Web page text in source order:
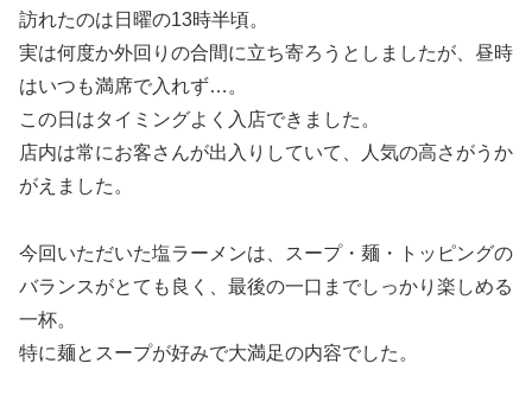
訪れたのは日曜の13時半頃。
実は何度か外回りの合間に立ち寄ろうとしましたが、昼時
はいつも満席で入れず…。
この日はタイミングよく入店できました。
店内は常にお客さんが出入りしていて、人気の高さがうか
がえました。
今回いただいた塩ラーメンは、スープ・麺・トッピングの
バランスがとても良く、最後の一口までしっかり楽しめる
一杯。
特に麺とスープが好みで大満足の内容でした。